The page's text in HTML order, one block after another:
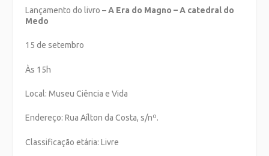
Lançamento do livro –A Era do Magno – A catedral do
Medo
15 de setembro
Às 15h
Local: Museu Ciência e Vida
Endereço: Rua Aílton da Costa, s/nº.
Classificação etária: Livre